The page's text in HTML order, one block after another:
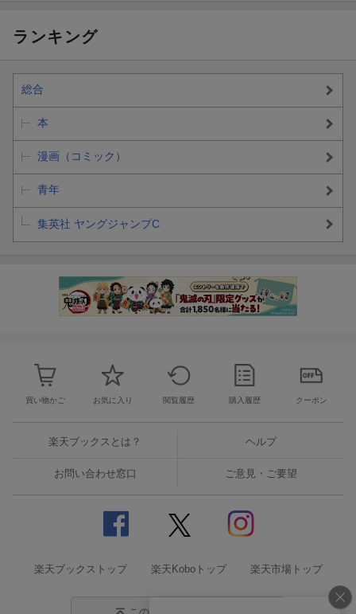
ランキング
総合
本
漫画（コミック）
青年
集英社 ヤングジャンプC
買い物かご お気に入り 閲覧履歴 購入履歴 クーポン
楽天ブックスとは？ ヘルプ
お問い合わせ窓口 ご意見・ご要望
楽天ブックストップ 楽天Koboトップ 楽天市場トップ